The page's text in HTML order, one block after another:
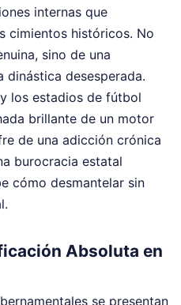
internas que
cimientos históricos. No
sino de una
dinástica desesperada.
los estadios de fútbol
brillante de un motor
de una adicción crónica
burocracia estatal
cómo desmantelar sin
Absoluta en
se presentan